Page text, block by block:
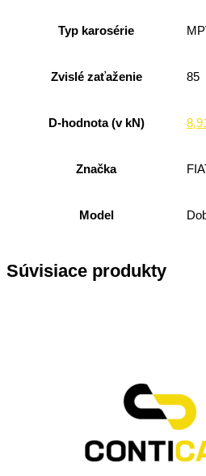
Typ karosérie
Zvislé zaťaženie 85
D-hodnota (v kN)
Značka
Model
Súvisiace produkty